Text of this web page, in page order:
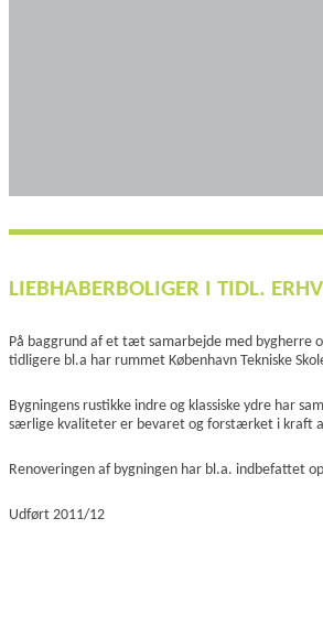
LIEBHABERBOLIGER I TIDL.
På baggrund af et tæt samarbejde med bygherre
tidligere bl.a har rummet København Tekniske
Bygningens rustikke indre og klassiske ydre har
særlige kvaliteter er bevaret og forstærket i kraft
Renoveringen af bygningen har bl.a. indbefattet
Udført 2011/12